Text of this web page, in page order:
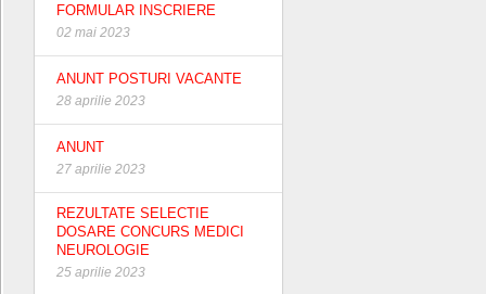
FORMULAR INSCRIERE
02 mai 2023
ANUNT POSTURI VACANTE
28 aprilie 2023
ANUNT
27 aprilie 2023
REZULTATE SELECTIE
DOSARE CONCURS MEDICI
NEUROLOGIE
25 aprilie 2023